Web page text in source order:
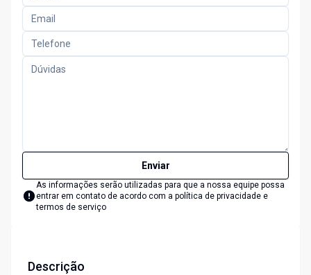
Enviar
As informações serão utilizadas para que a nossa equipe possa
entrar em contato de acordo com a política de privacidade e
termos de serviço
Descrição